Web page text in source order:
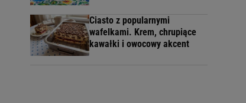
Ciasto z popularnymi
wafelkami. Krem, chrupiące
kawałki i owocowy akcent